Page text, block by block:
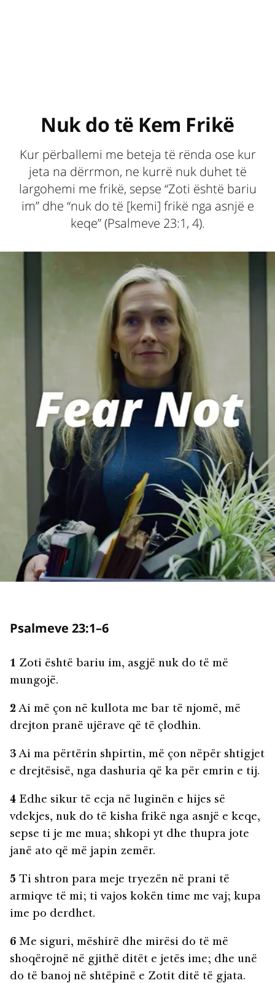
Nuk do të Kem Frikë
Kur përballemi me beteja të rënda ose kur
jeta na dërrmon, ne kurrë nuk duhet të
largohemi me frikë, sepse “Zoti është bariu
im” dhe “nuk do të [kemi] frikë nga asnjë e
keqe” (Psalmeve 23:1, 4).
Psalmeve 23:1–6
1 Zoti është bariu im, asgjë nuk do të më
mungojë.
2 Ai më çon në kullota me bar të njomë, më
drejton pranë ujërave që të çlodhin.
3 Ai ma përtërin shpirtin, më çon nëpër shtigjet
e drejtësisë, nga dashuria që ka për emrin e tij.
4 Edhe sikur të ecja në luginën e hijes së
vdekjes, nuk do të kisha frikë nga asnjë e keqe,
sepse ti je me mua; shkopi yt dhe thupra jote
janë ato që më japin zemër.
5 Ti shtron para meje tryezën në prani të
armiqve të mi; ti vajos kokën time me vaj; kupa
ime po derdhet.
6 Me siguri, mëshirë dhe mirësi do të më
shoqërojnë në gjithë ditët e jetës ime; dhe unë
do të banoj në shtëpinë e Zotit ditë të gjata.